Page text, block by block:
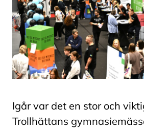
Igår var det en stor och
Trollhättans